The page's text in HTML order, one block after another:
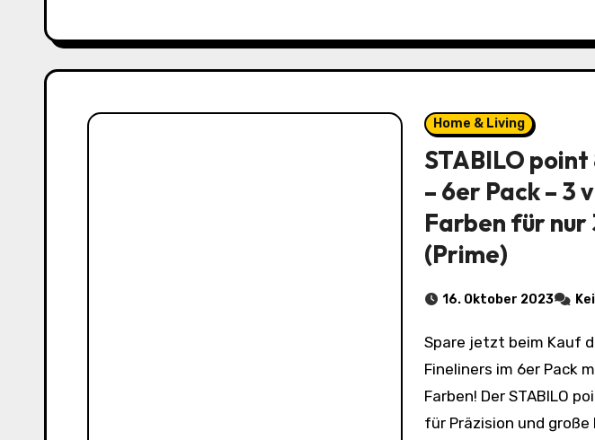
Home & Living
STABILO
– 6er Pack – 3
Farben für nur
(Prime)
16. Oktober 2023
Spare jetzt beim Kauf des STABILO point 88
Fineliners im 6er Pack
Farben! Der STABILO
für Präzision und